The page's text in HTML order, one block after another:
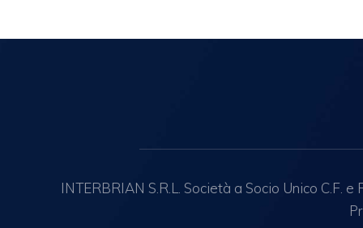
INTERBRIAN S.R.L. Società a Socio Unico